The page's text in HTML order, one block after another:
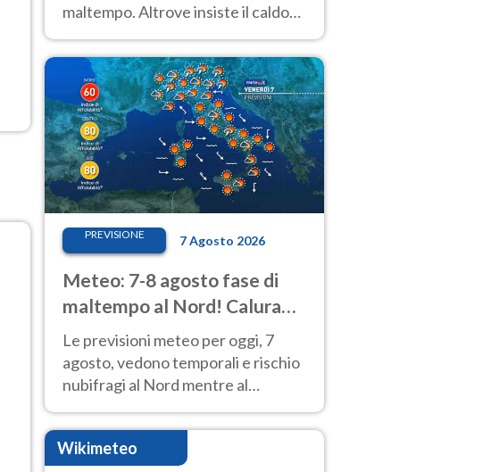
maltempo. Altrove insiste il caldo
previsioni
PREVISIONE 7 Agosto 2026
Meteo: 7-8 agosto fase di
maltempo al Nord! Calura
fino a Ferragosto
Le previsioni meteo per oggi, 7
agosto, vedono temporali e rischio
nubifragi al Nord mentre al
Centro-Sud sole e caldo sempre
molto intenso.
Wikimeteo